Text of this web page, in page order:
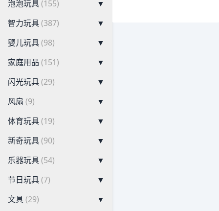
泡泡玩具(155)
▼
智力玩具(387)
▼
婴儿玩具(98)
▼
家庭用品 (151)
▼
闪光玩具(29)
▼
风扇 (9)
▼
体育玩具(19)
▼
新奇玩具(90)
▼
乐器玩具(54)
▼
节日玩具(7)
▼
文具(29)
▼